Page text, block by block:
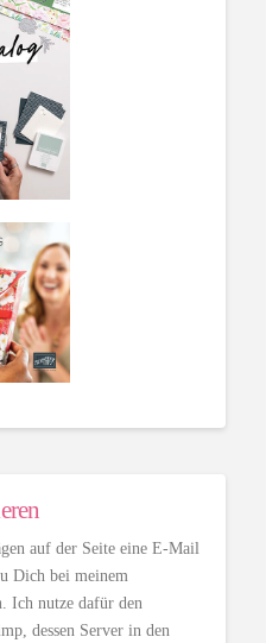
auf der Seite eine E-Mail
Dich bei meinem
Ich nutze dafür den
dessen Server in den